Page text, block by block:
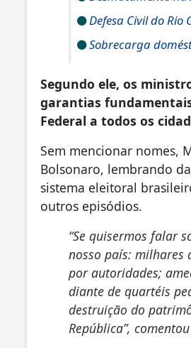
Defesa Civil do
Sobrecarga
Segundo ele, os
garantias
Federal a todos os
Sem mencionar nomes,
Bolsonaro, lembrando
sistema eleitoral
outros episódios.
“Se quisermos falar
nosso país: milhares
por autoridades;
diante de quartéis
destruição do
República”,